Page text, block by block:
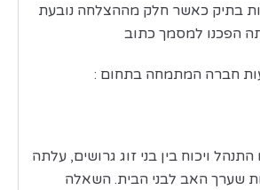
בתיק כאשר חלק מההצלחה נובעת
הפכנו למסמך כתוב
חברה המתמחה בתחום :
ויכוח בין בני זוג גרושים, עלתה
שערך האב לבני הבית. השאלה